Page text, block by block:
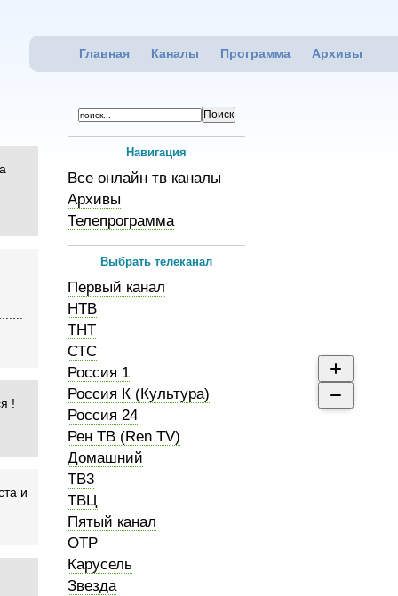
Главная Каналы Программа Архивы
!
и
Навигация
Все онлайн тв каналы
Архивы
Телепрограмма
Выбрать телеканал
Первый канал
НТВ
ТНТ
СТС
Россия 1
Россия К (Культура)
Россия 24
Рен ТВ (Ren TV)
Домашний
ТВ3
ТВЦ
Пятый канал
ОТР
Карусель
Звезда